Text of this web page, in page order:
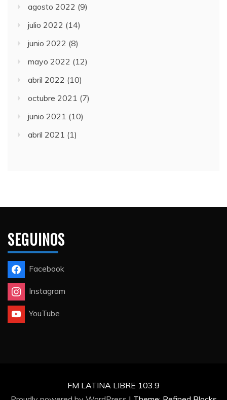
agosto 2022 (9)
julio 2022 (14)
junio 2022 (8)
mayo 2022 (12)
abril 2022 (10)
octubre 2021 (7)
junio 2021 (10)
abril 2021 (1)
SEGUINOS
Facebook
Instagram
YouTube
FM LATINA LIBRE 103.9